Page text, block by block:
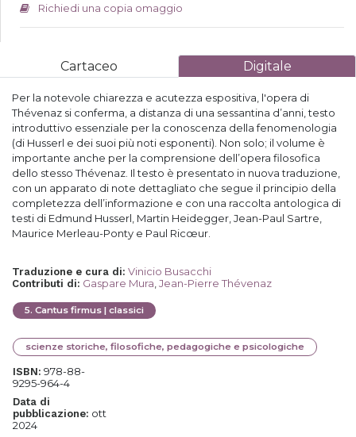
Richiedi una copia omaggio
Cartaceo Digitale
Per la notevole chiarezza e acutezza espositiva, l'opera di
Thévenaz si conferma, a distanza di una sessantina d’anni, testo
introduttivo essenziale per la conoscenza della fenomenologia
(di Husserl e dei suoi più noti esponenti). Non solo; il volume è
importante anche per la comprensione dell’opera filosofica
dello stesso Thévenaz. Il testo è presentato in nuova traduzione,
con un apparato di note dettagliato che segue il principio della
completezza dell’informazione e con una raccolta antologica di
testi di Edmund Husserl, Martin Heidegger, Jean-Paul Sartre,
Maurice Merleau-Ponty e Paul Ricœur.
Traduzione e cura di: Vinicio Busacchi
Contributi di: Gaspare Mura Jean-Pierre Thévenaz
5. Cantus firmus | classici
scienze storiche, filosofiche, pedagogiche e psicologiche
ISBN: 978-88-
9295-964-4
Data di
pubblicazione: ott
2024